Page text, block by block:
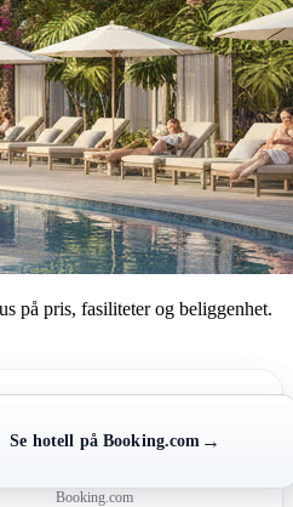
på pris, fasiliteter og beliggenhet.
Se hotell på Booking.com →
Booking.com